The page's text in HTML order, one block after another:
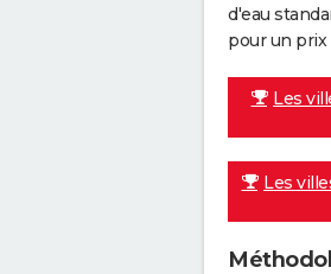
d'eau
pour un prix
Les
Les